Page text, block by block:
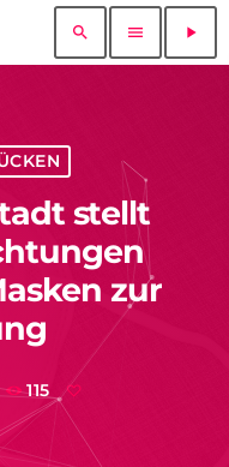
search menu play_arrow
stellt
zur
115